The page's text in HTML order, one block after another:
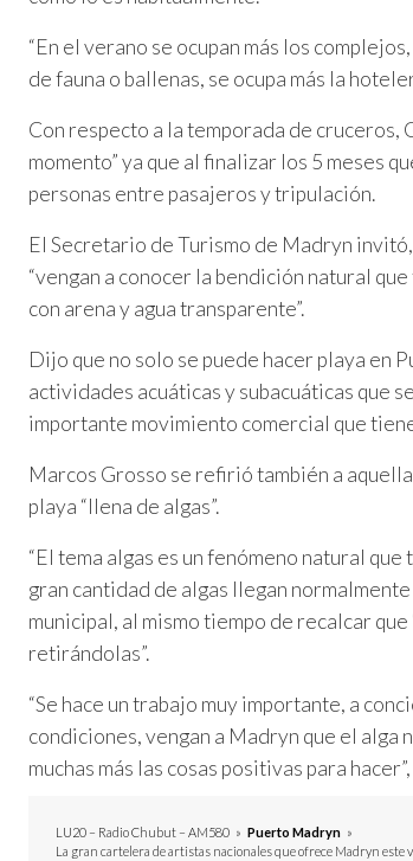
“En el verano se ocupan más los
de fauna o ballenas, se ocupa más la
Con respecto a la temporada de cruceros,
momento” ya que al finalizar los 5 meses
personas entre pasajeros y tripulación.
El Secretario de Turismo de Madryn
“vengan a conocer la bendición natural
con arena y agua transparente”.
Dijo que no solo se puede hacer playa en
actividades acuáticas y subacuáticas que
importante movimiento comercial que
Marcos Grosso se refirió también a
playa “llena de algas”.
“El tema algas es un fenómeno natural
gran cantidad de algas llegan
municipal, al mismo tiempo de recalcar
retirándolas”.
“Se hace un trabajo muy importante, a
condiciones, vengan a Madryn que el alga
muchas más las cosas positivas para
LU20 – Radio Chubut – AM580 » Puerto Madryn »
La gran cartelera de artistas nacionales que ofrece Madryn este